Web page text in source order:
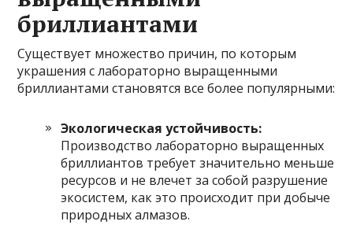
бриллиантами
Существует множество причин, по которым
украшения с лабораторно выращенными
бриллиантами становятся все более популярными:
Экологическая устойчивость:
Производство лабораторно выращенных
бриллиантов требует значительно меньше
ресурсов и не влечет за собой разрушение
экосистем, как это происходит при добыче
природных алмазов.